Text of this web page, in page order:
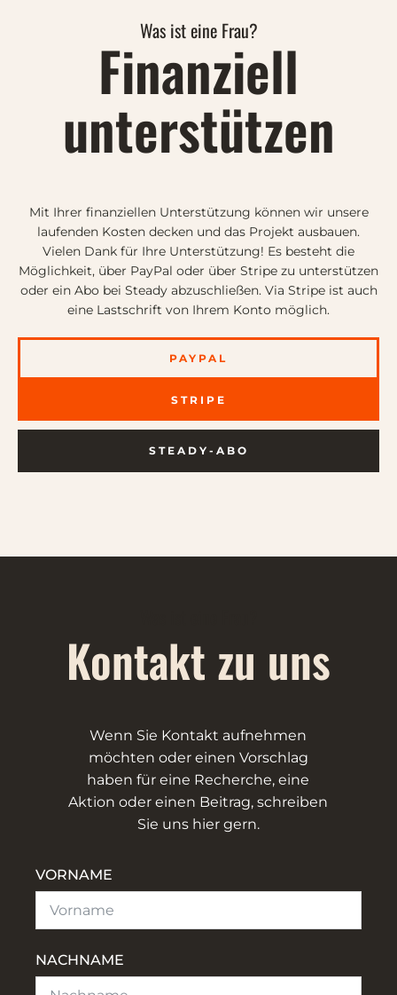
Was ist eine Frau?
Finanziell
unterstützen
Mit Ihrer finanziellen Unterstützung können wir unsere
laufenden Kosten decken und das Projekt ausbauen.
Vielen Dank für Ihre Unterstützung! Es besteht die
Möglichkeit, über PayPal oder über Stripe zu unterstützen
oder ein Abo bei Steady abzuschließen. Via Stripe ist auch
eine Lastschrift von Ihrem Konto möglich.
PAYPAL
STRIPE
STEADY-ABO
Kontakt zu uns
Wenn Sie Kontakt aufnehmen
möchten oder einen Vorschlag
haben für eine Recherche, eine
Aktion oder einen Beitrag, schreiben
Sie uns hier gern.
VORNAME
NACHNAME